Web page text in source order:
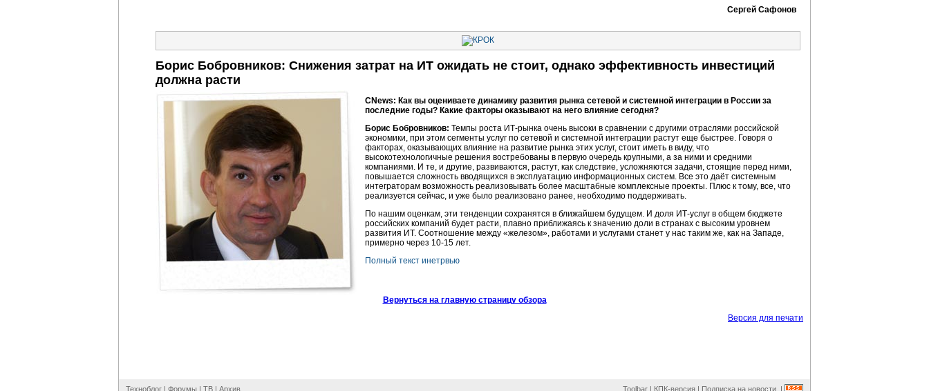
Сергей Сафонов
Борис Бобровников: Снижения затрат на ИТ ожидать не стоит, однако эффективность инвестиций
должна расти
CNews: Как вы оцениваете динамику развития рынка сетевой и системной интеграции в России за
последние годы? Какие факторы оказывают на него влияние сегодня?
Борис Бобровников: Темпы роста ИТ-рынка очень высоки в сравнении с другими отраслями российской
экономики, при этом сегменты услуг по сетевой и системной интеграции растут еще быстрее. Говоря о
факторах, оказывающих влияние на развитие рынка этих услуг, стоит иметь в виду, что
высокотехнологичные решения востребованы в первую очередь крупными, а за ними и средними
компаниями. И те, и другие, развиваются, растут, как следствие, усложняются задачи, стоящие перед ними,
повышается сложность вводящихся в эксплуатацию информационных систем. Все это даёт системным
интеграторам возможность реализовывать более масштабные комплексные проекты. Плюс к тому, все, что
реализуется сейчас, и уже было реализовано ранее, необходимо поддерживать.
По нашим оценкам, эти тенденции сохранятся в ближайшем будущем. И доля ИТ-услуг в общем бюджете
российских компаний будет расти, плавно приближаясь к значению доли в странах с высоким уровнем
развития ИТ. Соотношение между «железом», работами и услугами станет у нас таким же, как на Западе,
примерно через 10-15 лет.
Полный текст инетрвью
Вернуться на главную страницу обзора
Версия для печати
Техноблог | Форумы | ТВ | Архив Toolbar | КПК-версия | Подписка на новости |